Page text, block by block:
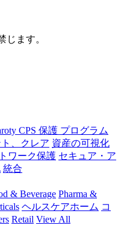
じます。
じる
CPS 保護 プログラム
、クレア 資産の可視化
ワーク保護 セキュア・ア
統合
& Beverage Pharma &
ヘルスケアホーム コ
Retail View All